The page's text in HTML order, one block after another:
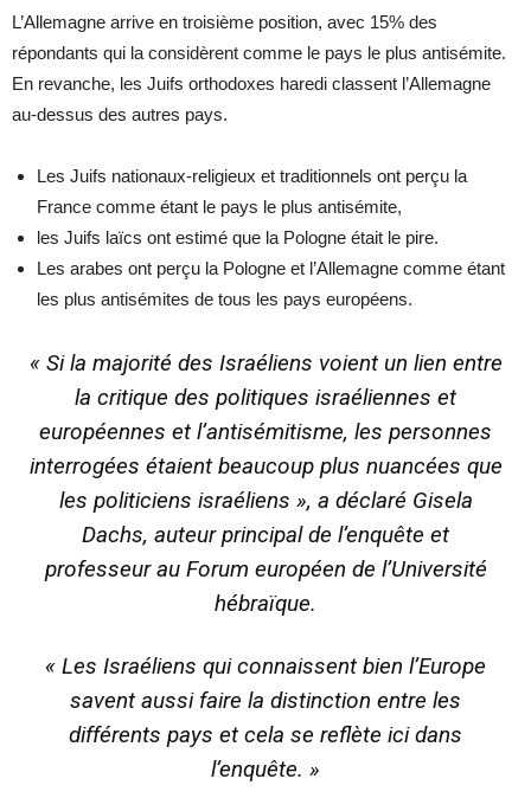
L’Allemagne arrive en troisième position, avec 15% des
répondants qui la considèrent comme le pays le plus antisémite.
En revanche, les Juifs orthodoxes haredi classent l’Allemagne
au-dessus des autres pays.
Les Juifs nationaux-religieux et traditionnels ont perçu la
France comme étant le pays le plus antisémite,
les Juifs laïcs ont estimé que la Pologne était le pire.
Les arabes ont perçu la Pologne et l’Allemagne comme étant
les plus antisémites de tous les pays européens.
« Si la majorité des Israéliens voient un lien entre
la critique des politiques israéliennes et
européennes et l’antisémitisme, les personnes
interrogées étaient beaucoup plus nuancées que
les politiciens israéliens », a déclaré Gisela
Dachs, auteur principal de l’enquête et
professeur au Forum européen de l’Université
hébraïque.
« Les Israéliens qui connaissent bien l’Europe
savent aussi faire la distinction entre les
différents pays et cela se reflète ici dans
l’enquête. »